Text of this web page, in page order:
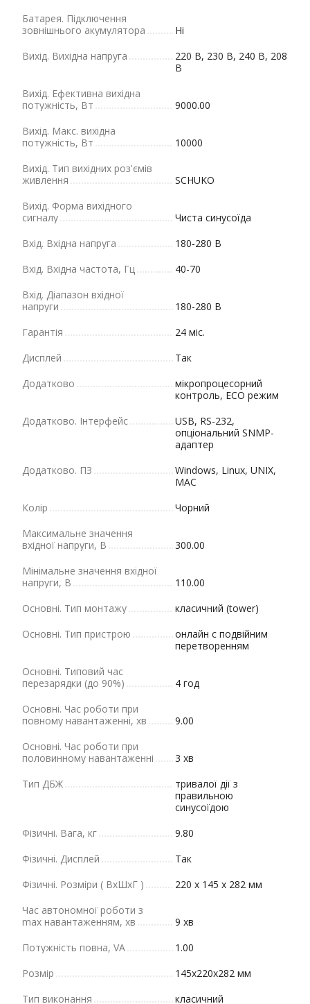
Батарея. Підключення
зовнішнього акумулятора
Ні
Вихід. Вихідна напруга
220 В, 230 В, 240 В, 208
В
Вихід. Ефективна вихідна
потужність, Вт
9000.00
Вихід. Макс. вихідна
потужність, Вт
10000
Вихід. Тип вихідних роз'ємів
живлення
SCHUKO
Вихід. Форма вихідного
сигналу
Чиста синусоїда
Вхід. Вхідна напруга
180-280 В
Вхід. Вхідна частота, Гц
40-70
Вхід. Діапазон вхідної
напруги
180-280 В
Гарантія
24 міс.
Дисплей
Так
Додатково
мікропроцесорний
контроль, ECO режим
Додатково. Інтерфейс
USB, RS-232,
опціональний SNMP-
адаптер
Додатково. ПЗ
Windows, Linux, UNIX,
MAC
Колір
Чорний
Максимальне значення
вхідної напруги, В
300.00
Мінімальне значення вхідної
напруги, В
110.00
Основні. Тип монтажу
класичний (tower)
Основні. Тип пристрою
онлайн с подвійним
перетворенням
Основні. Типовий час
перезарядки (до 90%)
4 год
Основні. Час роботи при
повному навантаженні, хв
9.00
Основні. Час роботи при
половинному навантаженні
3 хв
Тип ДБЖ
тривалої дії з
правильною
синусоїдою
Фізичні. Вага, кг
9.80
Фізичні. Дисплей
Так
Фізичні. Розміри ( ВхШхГ )
220 x 145 x 282 мм
Час автономної роботи з
max навантаженням, хв
9 хв
Потужність повна, VA
1.00
Розмір
145х220х282 мм
Тип виконання
класичний